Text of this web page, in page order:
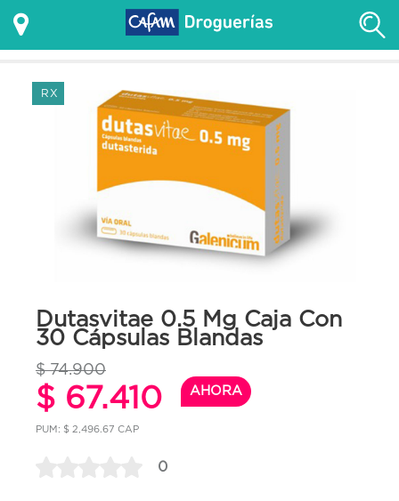
RX
Dutasvitae 0.5 Mg Caja Con
30 Cápsulas Blandas
$ 74.900
$ 67.410 AHORA
PUM: $ 2,496.67 CAP
0